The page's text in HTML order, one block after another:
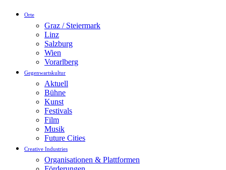
Orte
Graz / Steiermark
Linz
Salzburg
Wien
Vorarlberg
Gegenwartskultur
Aktuell
Bühne
Kunst
Festivals
Film
Musik
Future Cities
Creative Industries
Organisationen & Plattformen